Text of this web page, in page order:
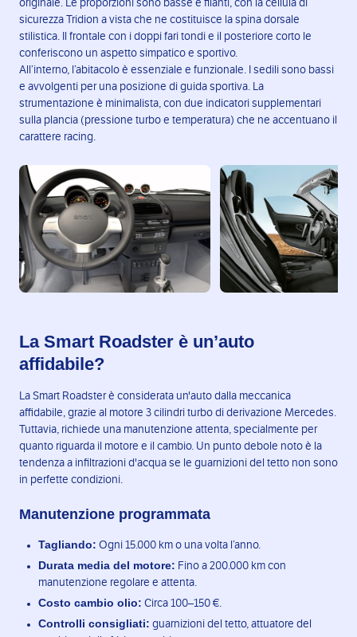
originale. Le proporzioni sono basse e filanti, con la cellula di
sicurezza Tridion a vista che ne costituisce la spina dorsale
stilistica. Il frontale con i doppi fari tondi e il posteriore corto le
conferiscono un aspetto simpatico e sportivo.
All’interno, l’abitacolo è essenziale e funzionale. I sedili sono bassi
e avvolgenti per una posizione di guida sportiva. La
strumentazione è minimalista, con due indicatori supplementari
sulla plancia (pressione turbo e temperatura) che ne accentuano il
carattere racing.
La Smart Roadster è un’auto
affidabile?
La Smart Roadster è considerata un'auto dalla meccanica
affidabile, grazie al motore 3 cilindri turbo di derivazione Mercedes.
Tuttavia, richiede una manutenzione attenta, specialmente per
quanto riguarda il motore e il cambio. Un punto debole noto è la
tendenza a infiltrazioni d'acqua se le guarnizioni del tetto non sono
in perfette condizioni.
Manutenzione programmata
Tagliando: Ogni 15.000 km o una volta l’anno.
Durata media del motore: Fino a 200.000 km con
manutenzione regolare e attenta.
Costo cambio olio: Circa 100–150 €.
Controlli consigliati: guarnizioni del tetto, attuatore del